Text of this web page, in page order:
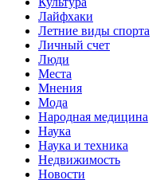
Лайфхаки
Летние виды спорта
Личный счет
Люди
Места
Мнения
Мода
Народная медицина
Наука
Наука и техника
Недвижимость
Новости